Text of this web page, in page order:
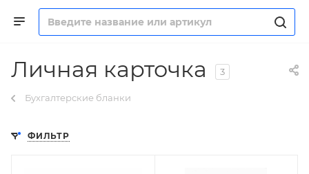
Личная карточка 3
Бухгалтерские бланки
ФИЛЬТР